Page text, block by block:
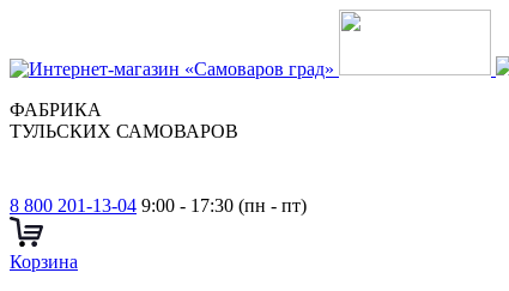
ФАБРИКА
ТУЛЬСКИХ САМОВАРОВ
8 800 201-13-04 9:00 - 17:30 (пн - пт)
Корзина